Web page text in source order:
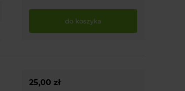
do koszyka
25,00 zł